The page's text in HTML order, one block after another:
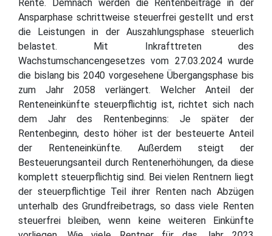
Rente. Demnach werden die Rentenbeiträge in der
Ansparphase schrittweise steuerfrei gestellt und erst
die Leistungen in der Auszahlungsphase steuerlich
belastet. Mit Inkrafttreten des
Wachstumschancengesetzes vom 27.03.2024 wurde
die bislang bis 2040 vorgesehene Übergangsphase bis
zum Jahr 2058 verlängert. Welcher Anteil der
Renteneinkünfte steuerpflichtig ist, richtet sich nach
dem Jahr des Rentenbeginns: Je später der
Rentenbeginn, desto höher ist der besteuerte Anteil
der Renteneinkünfte. Außerdem steigt der
Besteuerungsanteil durch Rentenerhöhungen, da diese
komplett steuerpflichtig sind. Bei vielen Rentnern liegt
der steuerpflichtige Teil ihrer Renten nach Abzügen
unterhalb des Grundfreibetrags, so dass viele Renten
steuerfrei bleiben, wenn keine weiteren Einkünfte